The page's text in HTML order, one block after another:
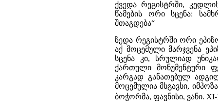
ქვედა რეგისტრში,
წამების ორი სცენა:
შთაგდება“
ზედა რეგისტრში ორი
აქ მოცემული მარჯვენა
სცენა კი, სრულიად
ქართული მონუმენტური
კარგად განათებულ
მოცემულია მსგავსი,
ბოჭორმა, ფავნისი, ვანი.